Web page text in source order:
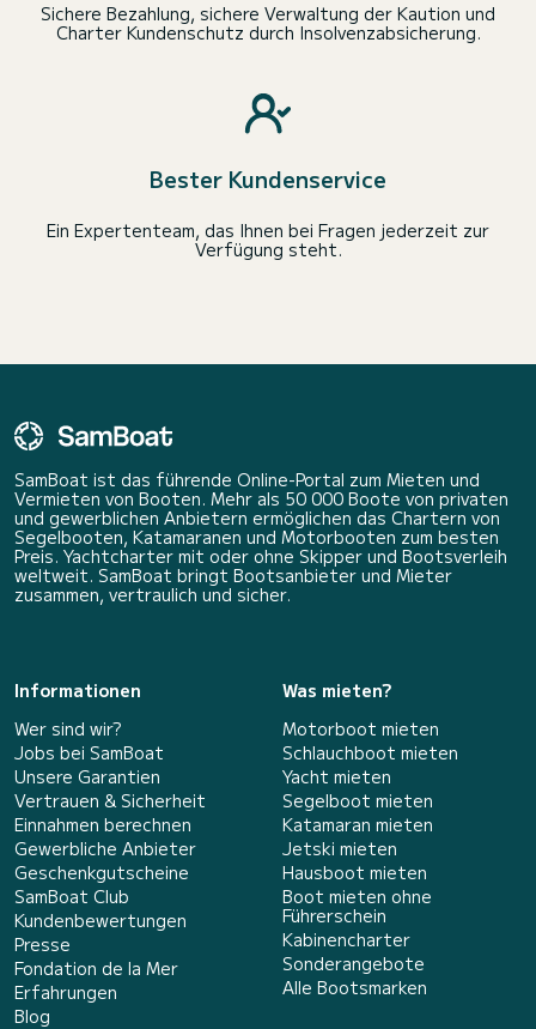
Sichere Bezahlung, sichere Verwaltung der Kaution und
Charter Kundenschutz durch Insolvenzabsicherung.
Bester Kundenservice
Ein Expertenteam, das Ihnen bei Fragen jederzeit zur
Verfügung steht.
SamBoat ist das führende Online-Portal zum Mieten und
Vermieten von Booten. Mehr als 50 000 Boote von privaten
und gewerblichen Anbietern ermöglichen das Chartern von
Segelbooten, Katamaranen und Motorbooten zum besten
Preis. Yachtcharter mit oder ohne Skipper und Bootsverleih
weltweit. SamBoat bringt Bootsanbieter und Mieter
zusammen, vertraulich und sicher.
Informationen
Wer sind wir?
Jobs bei SamBoat
Unsere Garantien
Vertrauen & Sicherheit
Einnahmen berechnen
Gewerbliche Anbieter
Geschenkgutscheine
SamBoat Club
Kundenbewertungen
Presse
Fondation de la Mer
Erfahrungen
Blog
Was mieten?
Motorboot mieten
Schlauchboot mieten
Yacht mieten
Segelboot mieten
Katamaran mieten
Jetski mieten
Hausboot mieten
Boot mieten ohne
Führerschein
Kabinencharter
Sonderangebote
Alle Bootsmarken